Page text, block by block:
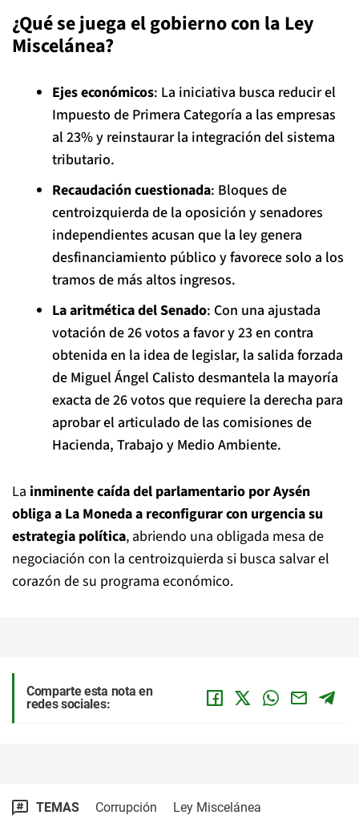
¿Qué se juega el gobierno con la Ley
Miscelánea?
Ejes económicos: La iniciativa busca reducir el
Impuesto de Primera Categoría a las empresas
al 23% y reinstaurar la integración del sistema
tributario.
Recaudación cuestionada: Bloques de
centroizquierda de la oposición y senadores
independientes acusan que la ley genera
desfinanciamiento público y favorece solo a los
tramos de más altos ingresos.
La aritmética del Senado: Con una ajustada
votación de 26 votos a favor y 23 en contra
obtenida en la idea de legislar, la salida forzada
de Miguel Ángel Calisto desmantela la mayoría
exacta de 26 votos que requiere la derecha para
aprobar el articulado de las comisiones de
Hacienda, Trabajo y Medio Ambiente.
La inminente caída del parlamentario por Aysén
obliga a La Moneda a reconfigurar con urgencia su
estrategia política, abriendo una obligada mesa de
negociación con la centroizquierda si busca salvar el
corazón de su programa económico.
Comparte esta nota en
redes sociales:
TEMAS Corrupción Ley Miscelánea